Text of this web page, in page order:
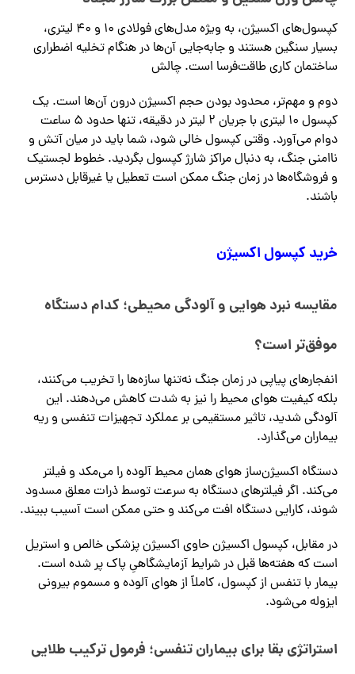
کپسول‌های اکسیژن، به ویژه مدل‌های فولادی ۱۰ و ۴۰ لیتری،
بسیار سنگین هستند و جابه‌جایی آن‌ها در هنگام تخلیه اضطراری
ساختمان کاری طاقت‌فرسا است. چالش
دوم و مهم‌تر، محدود بودن حجم اکسیژن درون آن‌ها است. یک
کپسول ۱۰ لیتری با جریان ۲ لیتر در دقیقه، تنها حدود ۵ ساعت
دوام می‌آورد. وقتی کپسول خالی شود، شما باید در میان آتش و
ناامنی جنگ، به دنبال مراکز شارژ کپسول بگردید. خطوط لجستیک
و فروشگاه‌ها در زمان جنگ ممکن است تعطیل یا غیرقابل دسترس
باشند.
خرید کپسول اکسیژن
مقایسه نبرد هوایی و آلودگی محیطی؛ کدام دستگاه
موفق‌تر است؟
انفجارهای پیاپی در زمان جنگ نه‌تنها سازه‌ها را تخریب می‌کنند،
بلکه کیفیت هوای محیط را نیز به شدت کاهش می‌دهند. این
آلودگی شدید، تاثیر مستقیمی بر عملکرد تجهیزات تنفسی و ریه
بیماران می‌گذارد.
دستگاه اکسیژن‌ساز هوای همان محیط آلوده را می‌مکد و فیلتر
می‌کند. اگر فیلترهای دستگاه به سرعت توسط ذرات معلق مسدود
شوند، کارایی دستگاه افت می‌کند و حتی ممکن است آسیب ببیند.
در مقابل، کپسول اکسیژن حاوی اکسیژن پزشکی خالص و استریل
است که هفته‌ها قبل در شرایط آزمایشگاهیِ پاک پر شده است.
بیمار با تنفس از کپسول، کاملاً از هوای آلوده و مسموم بیرونی
ایزوله می‌شود.
استراتژی بقا برای بیماران تنفسی؛ فرمول ترکیب طلایی